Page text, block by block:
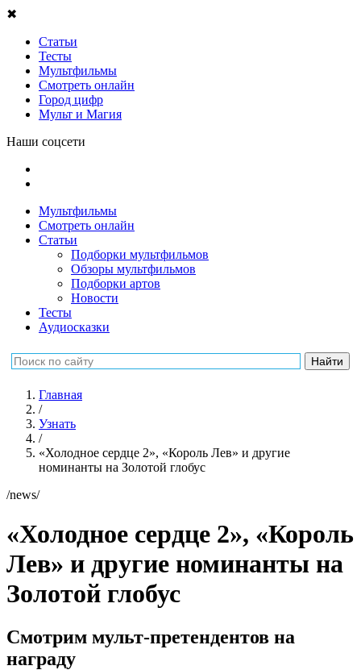
✖
Статьи
Тесты
Мультфильмы
Смотреть онлайн
Город цифр
Мульт и Магия
Наши соцсети
Мультфильмы
Смотреть онлайн
Статьи
Подборки мультфильмов
Обзоры мультфильмов
Подборки артов
Новости
Тесты
Аудиосказки
Главная
/
Узнать
/
«Холодное сердце 2», «Король Лев» и другие
номинанты на Золотой глобус
/news/
«Холодное сердце 2», «Король
Лев» и другие номинанты на
Золотой глобус
Смотрим мульт-претендентов на
награду